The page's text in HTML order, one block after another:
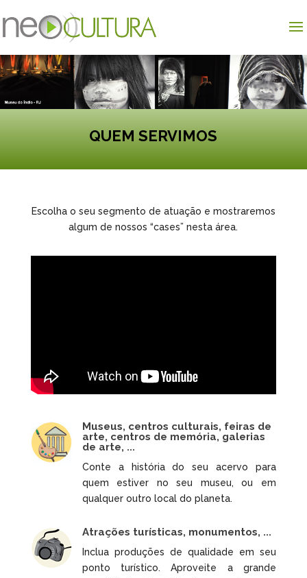
QUEM SERVIMOS
Escolha o seu segmento de atuação e mostraremos
algum de nossos “cases” nesta área.
Museus, centros culturais, feiras de
arte, centros de memória, galerias
de arte, ...
Conte a história do seu acervo para
quem estiver no seu museu, ou em
qualquer outro local do planeta.
Atrações turísticas, monumentos, ...
Inclua produções de qualidade em seu
ponto turístico. Aproveite a grande